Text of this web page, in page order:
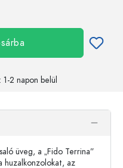
: 1-2 napon belül
üveg, a „Fido Terrina”
huzalkonzolokat, az